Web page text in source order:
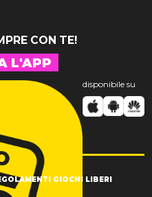
CON TE!
L'APP
disponibile su
GIOCHI LIBERI